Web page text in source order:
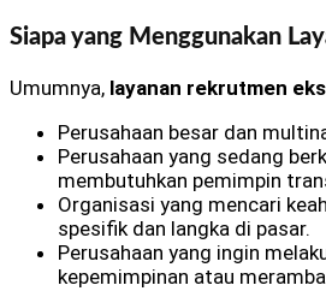
Siapa yang Menggunakan
Umumnya, layanan rekrutmen
Perusahaan besar dan
Perusahaan yang sedang
membutuhkan pemimpin
Organisasi yang mencari
spesifik dan langka di pasar.
Perusahaan yang ingin
kepemimpinan atau